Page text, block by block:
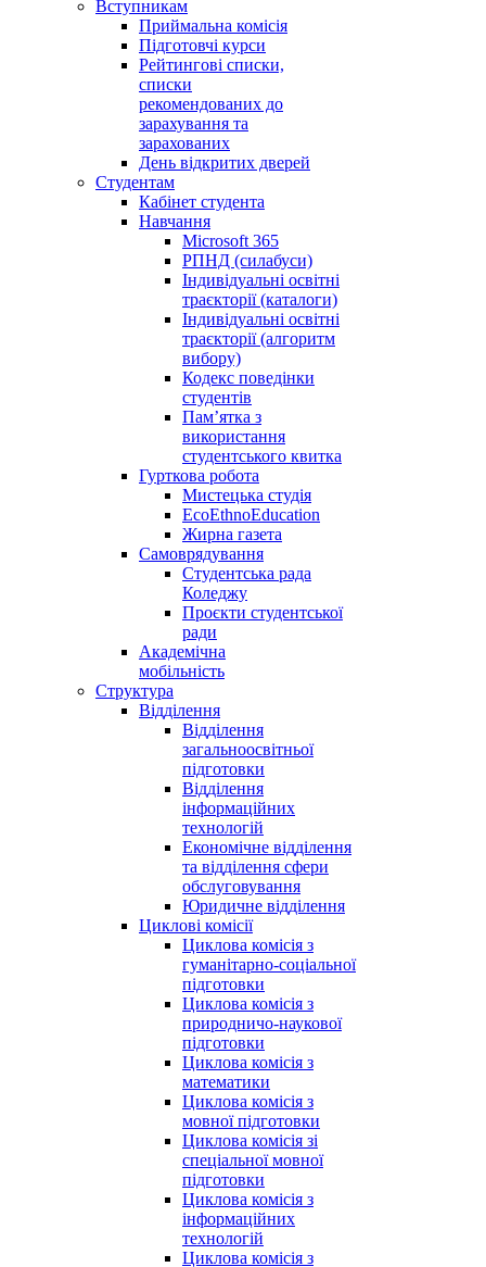
Вступникам
Приймальна комісія
Підготовчі курси
Рейтингові списки,
списки
рекомендованих до
зарахування та
зарахованих
День відкритих дверей
Студентам
Кабінет студента
Навчання
Microsoft 365
РПНД (силабуси)
Індивідуальні освітні
траєкторії (каталоги)
Індивідуальні освітні
траєкторії (алгоритм
вибору)
Кодекс поведінки
студентів
Пам’ятка з
використання
студентського квитка
Гурткова робота
Мистецька студія
EcoEthnoEducation
Жирна газета
Самоврядування
Студентська рада
Коледжу
Проєкти студентської
ради
Академічна
мобільність
Структура
Відділення
Відділення
загальноосвітньої
підготовки
Відділення
інформаційних
технологій
Економічне відділення
та відділення сфери
обслуговування
Юридичне відділення
Циклові комісії
Циклова комісія з
гуманітарно-соціальної
підготовки
Циклова комісія з
природничо-наукової
підготовки
Циклова комісія з
математики
Циклова комісія з
мовної підготовки
Циклова комісія зі
спеціальної мовної
підготовки
Циклова комісія з
інформаційних
технологій
Циклова комісія з